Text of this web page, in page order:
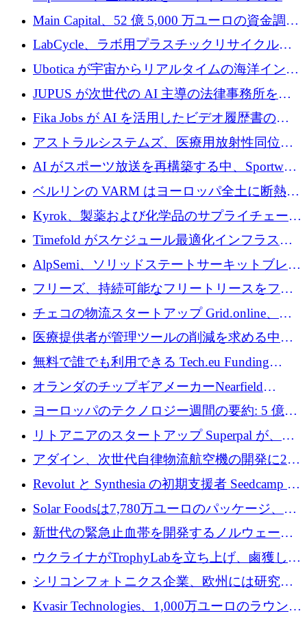
クフロー層に変えるために 260 万ドルを確保
Main Capital、52 億 5,000 万ユーロの資金調達
でエンタープライズ ソフトウェアの開発を倍
LabCycle、ラボ用プラスチックリサイクルシ
ステムを商業化し、焼却廃棄物を削減するた
めに43万ポンドを確保
Ubotica が宇宙からリアルタイムの海洋インテ
リジェンスを拡張するために 1,100 万ドルを
JUPUS が次世代の AI 主導の法律事務所を強
化するために 1,300 万ユーロを調達
Fika Jobs が AI を活用したビデオ履歴書のた
めに 400 万ドルを調達
アストラルシステムズ、医療用放射性同位元
素の世界的な不足に対処するために2,300万ポ
ンドを調達
AI がスポーツ放送を再構築する中、Sportway
が 2,000 万ユーロを調達
ベルリンの VARM はヨーロッパ全土に断熱材
を拡張するために 1,750 万ユーロを投資
Kyrok、製薬および化学品のサプライチェーン
に AI を導入するために 310 万ユーロを確保
Timefold がスケジュール最適化インフラスト
ラクチャを拡張するためにシリーズ A で
1,300 万ドルを調達
AlpSemi、ソリッドステートサーキットブレー
カー技術の進歩のために1,700万ユーロを調達
フリーズ、持続可能なフリートリースをフラ
ンス全土に拡大するために1,300万ユーロを確
保
チェコの物流スタートアップ Grid.online、配
送量が 1 年で 10 倍に増加し、400 万ユーロの
医療提供者が管理ツールの削減を求める中、
a16z が Prosper AI を 3,000 万ドルで支援
無料で誰でも利用できる Tech.eu Funding
Explorer のご紹介
オランダのチップギアメーカーNearfield
Instrumentsが3億8,000万ドルを調達
ヨーロッパのテクノロジー週間の要約: 5 億
8,500 万ユーロを超える 60 以上のテクノロジ
ー資金調達取引
リトアニアのスタートアップ Superpal が、
Slack 内に構築された AI コワーカー プラット
アダイン、次世代自律物流航空機の開発に250
万ユーロを確保
Revolut と Synthesia の初期支援者 Seedcamp が
3 億 2,000 万ドルを調達、米国に投資
Solar Foodsは7,780万ユーロのパッケージ、5
億ユーロの防衛および二重用途成長基金EDM
を開始、ヨーロッパのシリコンフォトニクス
に警告
新世代の緊急止血帯を開発するノルウェーの
スタートアップ企業を紹介する
ウクライナがTrophyLabを立ち上げ、鹵獲した
ロシア兵器を戦場の研究開発プラットフォー
ムに変える
シリコンフォトニクス企業、欧州には研究を
商業的に成功させるためのインフラが不足し
Kvasir Technologies、1,000万ユーロのラウンド